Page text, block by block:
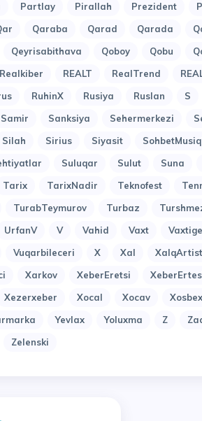
Partlay Pirallah Prezident
Qaraba Qarad Qarada
Qeyrisabithava Qoboy Qobu
Realkiber REALT RealTrend
RuhinX Rusiya Ruslan S
Samir Sanksiya Sehermerkezi
Silah Sirius Siyasit
Suluqar Sulut Suna
Tarix TarixNadir Teknofest
TurabTeymurov Turbaz
UrfanV V Vahid Vaxt
Vuqarbileceri X Xal
Xarkov XeberEretsi
Xezerxeber Xocal Xocav
Yevlax Yoluxma Z
Zelenski